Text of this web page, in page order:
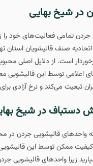
در شیخ بهایی
جردن تمامی فعالیت‌های خود
صنف قالیشویان استان
است. از دلایل اصلی
اعلامی توسط این قالیشویی
تبعیت می‌کند و نرخ آزادی
در شیخ
که واحدهای قالیشویی جردن در
کیفیت ممکن توسط این
زیرا واحدهای قالیشویی